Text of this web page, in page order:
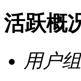
活跃概
用户组